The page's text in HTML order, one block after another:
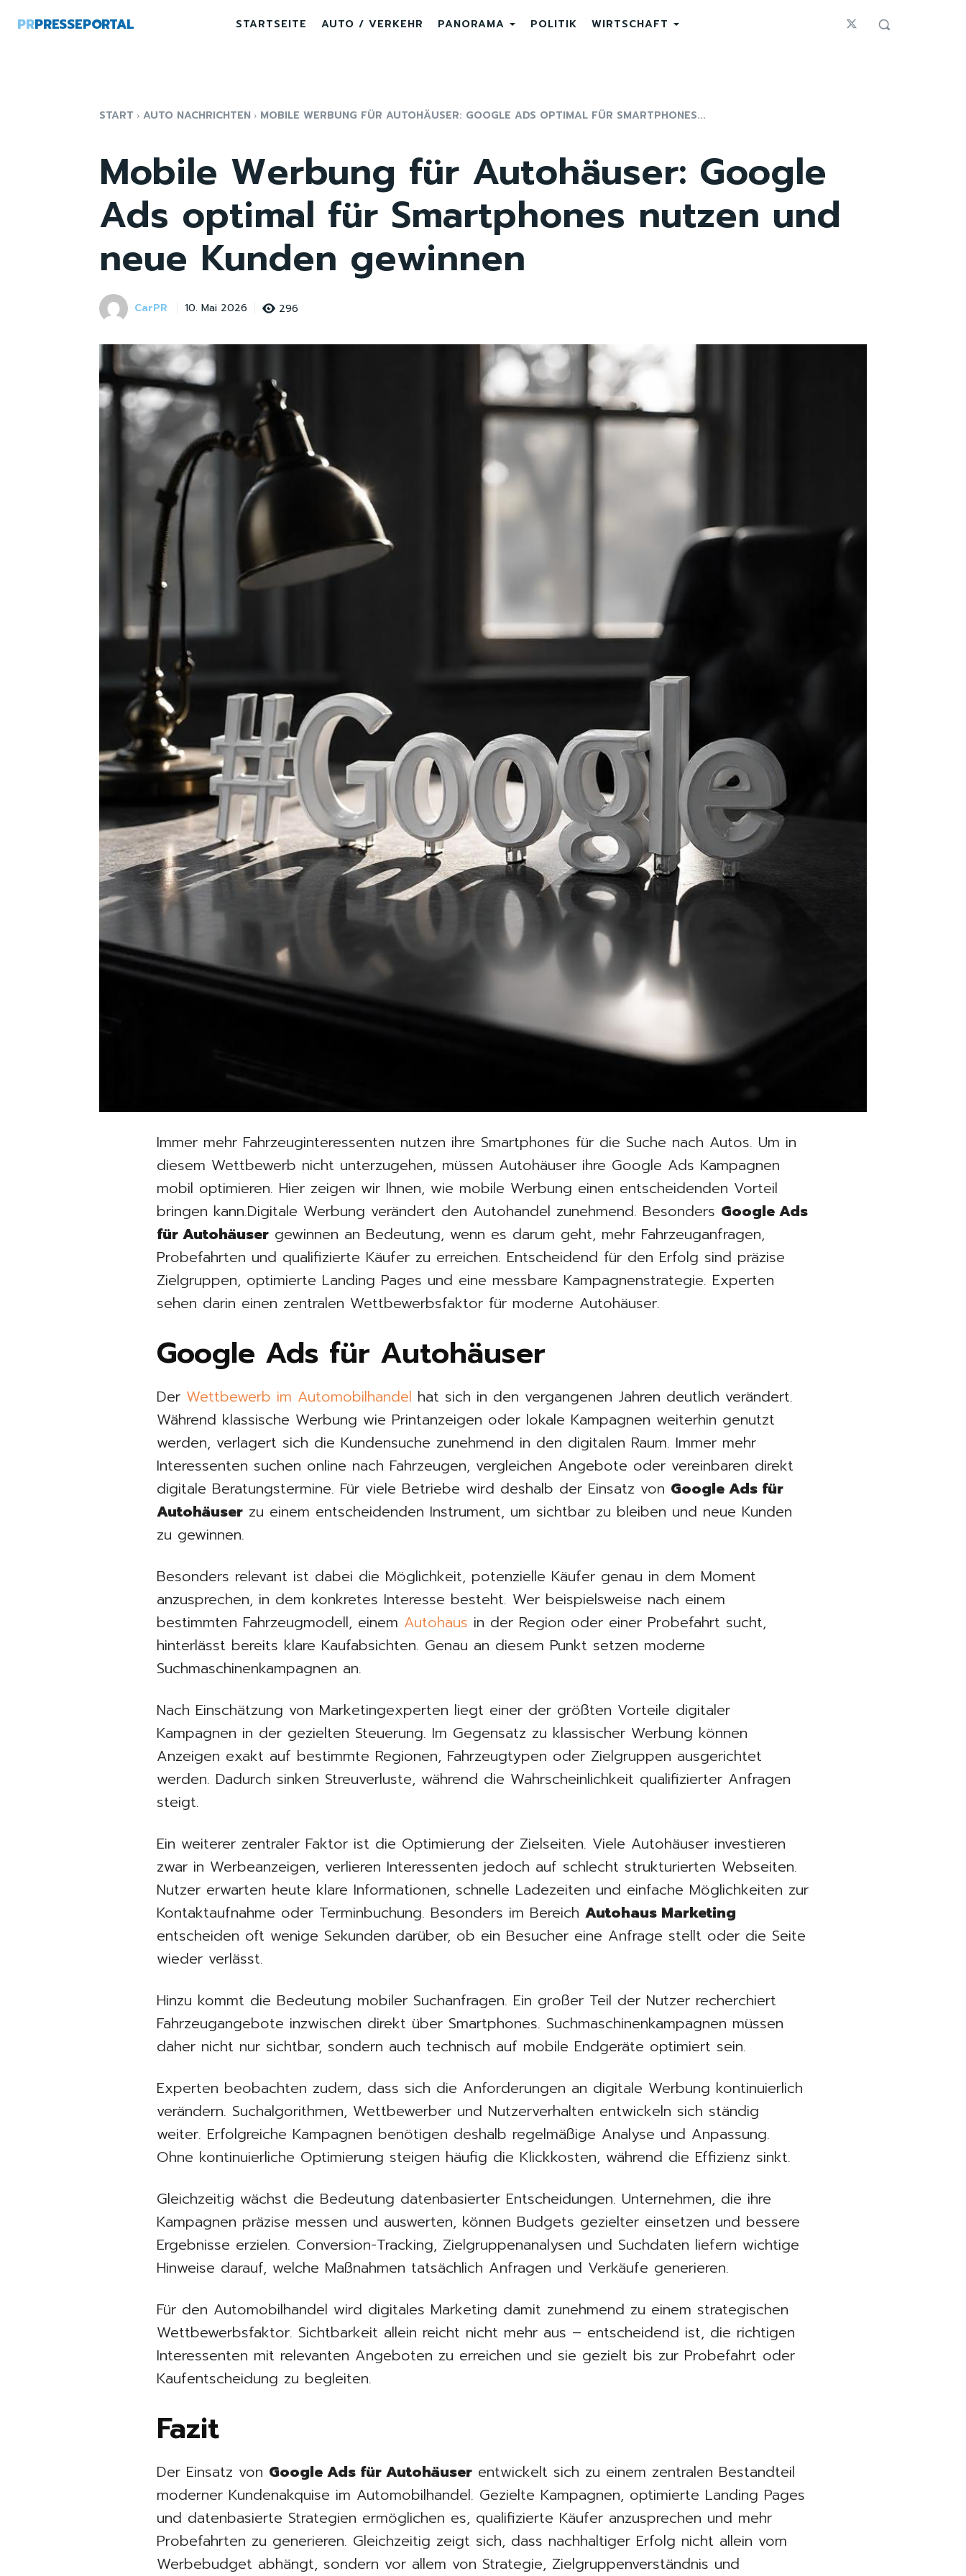
PRPRESSEPORTAL STARTSEITE AUTO / VERKEHR PANORAMA POLITIK WIRTSCHAFT
START AUTO NACHRICHTEN MOBILE WERBUNG FÜR AUTOHÄUSER: GOOGLE ADS OPTIMAL FÜR SMARTPHONES...
Mobile Werbung für Autohäuser: Google
Ads optimal für Smartphones nutzen und
neue Kunden gewinnen
CarPR 10. Mai 2026 296
Immer mehr Fahrzeuginteressenten nutzen ihre Smartphones für die Suche nach Autos. Um in
diesem Wettbewerb nicht unterzugehen, müssen Autohäuser ihre Google Ads Kampagnen
mobil optimieren. Hier zeigen wir Ihnen, wie mobile Werbung einen entscheidenden Vorteil
bringen kann.Digitale Werbung verändert den Autohandel zunehmend. Besonders Google Ads
für Autohäuser gewinnen an Bedeutung, wenn es darum geht, mehr Fahrzeuganfragen,
Probefahrten und qualifizierte Käufer zu erreichen. Entscheidend für den Erfolg sind präzise
Zielgruppen, optimierte Landing Pages und eine messbare Kampagnenstrategie. Experten
sehen darin einen zentralen Wettbewerbsfaktor für moderne Autohäuser.
Google Ads für Autohäuser
Der Wettbewerb im Automobilhandel hat sich in den vergangenen Jahren deutlich verändert.
Während klassische Werbung wie Printanzeigen oder lokale Kampagnen weiterhin genutzt
werden, verlagert sich die Kundensuche zunehmend in den digitalen Raum. Immer mehr
Interessenten suchen online nach Fahrzeugen, vergleichen Angebote oder vereinbaren direkt
digitale Beratungstermine. Für viele Betriebe wird deshalb der Einsatz von Google Ads für
Autohäuser zu einem entscheidenden Instrument, um sichtbar zu bleiben und neue Kunden
zu gewinnen.
Besonders relevant ist dabei die Möglichkeit, potenzielle Käufer genau in dem Moment
anzusprechen, in dem konkretes Interesse besteht. Wer beispielsweise nach einem
bestimmten Fahrzeugmodell, einem Autohaus in der Region oder einer Probefahrt sucht,
hinterlässt bereits klare Kaufabsichten. Genau an diesem Punkt setzen moderne
Suchmaschinenkampagnen an.
Nach Einschätzung von Marketingexperten liegt einer der größten Vorteile digitaler
Kampagnen in der gezielten Steuerung. Im Gegensatz zu klassischer Werbung können
Anzeigen exakt auf bestimmte Regionen, Fahrzeugtypen oder Zielgruppen ausgerichtet
werden. Dadurch sinken Streuverluste, während die Wahrscheinlichkeit qualifizierter Anfragen
steigt.
Ein weiterer zentraler Faktor ist die Optimierung der Zielseiten. Viele Autohäuser investieren
zwar in Werbeanzeigen, verlieren Interessenten jedoch auf schlecht strukturierten Webseiten.
Nutzer erwarten heute klare Informationen, schnelle Ladezeiten und einfache Möglichkeiten zur
Kontaktaufnahme oder Terminbuchung. Besonders im BereichAutohaus Marketing
entscheiden oft wenige Sekunden darüber, ob ein Besucher eine Anfrage stellt oder die Seite
wieder verlässt.
Hinzu kommt die Bedeutung mobiler Suchanfragen. Ein großer Teil der Nutzer recherchiert
Fahrzeugangebote inzwischen direkt über Smartphones. Suchmaschinenkampagnen müssen
daher nicht nur sichtbar, sondern auch technisch auf mobile Endgeräte optimiert sein.
Experten beobachten zudem, dass sich die Anforderungen an digitale Werbung kontinuierlich
verändern. Suchalgorithmen, Wettbewerber und Nutzerverhalten entwickeln sich ständig
weiter. Erfolgreiche Kampagnen benötigen deshalb regelmäßige Analyse und Anpassung.
Ohne kontinuierliche Optimierung steigen häufig die Klickkosten, während die Effizienz sinkt.
Gleichzeitig wächst die Bedeutung datenbasierter Entscheidungen. Unternehmen, die ihre
Kampagnen präzise messen und auswerten, können Budgets gezielter einsetzen und bessere
Ergebnisse erzielen. Conversion-Tracking, Zielgruppenanalysen und Suchdaten liefern wichtige
Hinweise darauf, welche Maßnahmen tatsächlich Anfragen und Verkäufe generieren.
Für den Automobilhandel wird digitales Marketing damit zunehmend zu einem strategischen
Wettbewerbsfaktor. Sichtbarkeit allein reicht nicht mehr aus – entscheidend ist, die richtigen
Interessenten mit relevanten Angeboten zu erreichen und sie gezielt bis zur Probefahrt oder
Kaufentscheidung zu begleiten.
Fazit
Der Einsatz von Google Ads für Autohäuser entwickelt sich zu einem zentralen Bestandteil
moderner Kundenakquise im Automobilhandel. Gezielte Kampagnen, optimierte Landing Pages
und datenbasierte Strategien ermöglichen es, qualifizierte Käufer anzusprechen und mehr
Probefahrten zu generieren. Gleichzeitig zeigt sich, dass nachhaltiger Erfolg nicht allein vom
Werbebudget abhängt, sondern vor allem von Strategie, Zielgruppenverständnis und